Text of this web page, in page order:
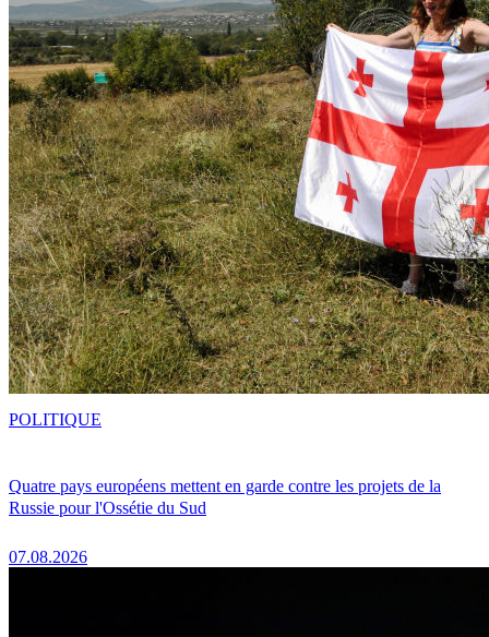
Quatre pays européens mettent en garde contre les projets de la
Russie pour l'Ossétie du Sud
07.08.2026
POLITIQUE